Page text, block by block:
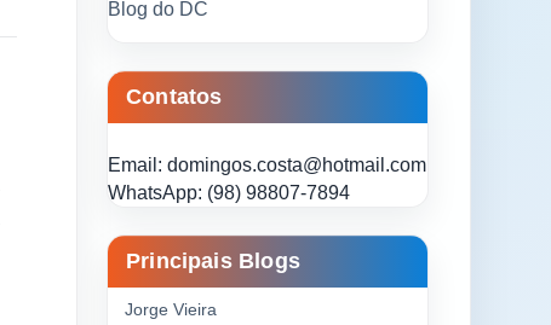
Blog do DC
Contatos
Email: domingos.costa@hotmail.com
WhatsApp: (98) 98807-7894
Principais Blogs
Jorge Vieira